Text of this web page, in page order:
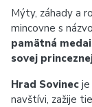
Mýty, záhady a
mincovne s
pamätná
sovej
Hrad Sovinec
navštívi, zažije